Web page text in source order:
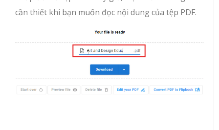
cần thiết khi bạn muốn đọc nội dung của tệp PDF.